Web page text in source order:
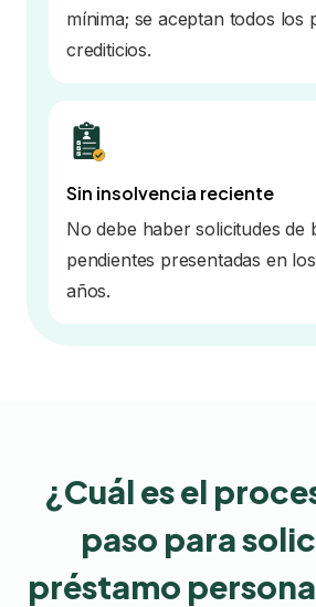
mínima; se aceptan todos los
crediticios.
Sin insolvencia reciente
No debe haber solicitudes de
pendientes presentadas en
años.
¿Cuál es el
paso para
préstamo